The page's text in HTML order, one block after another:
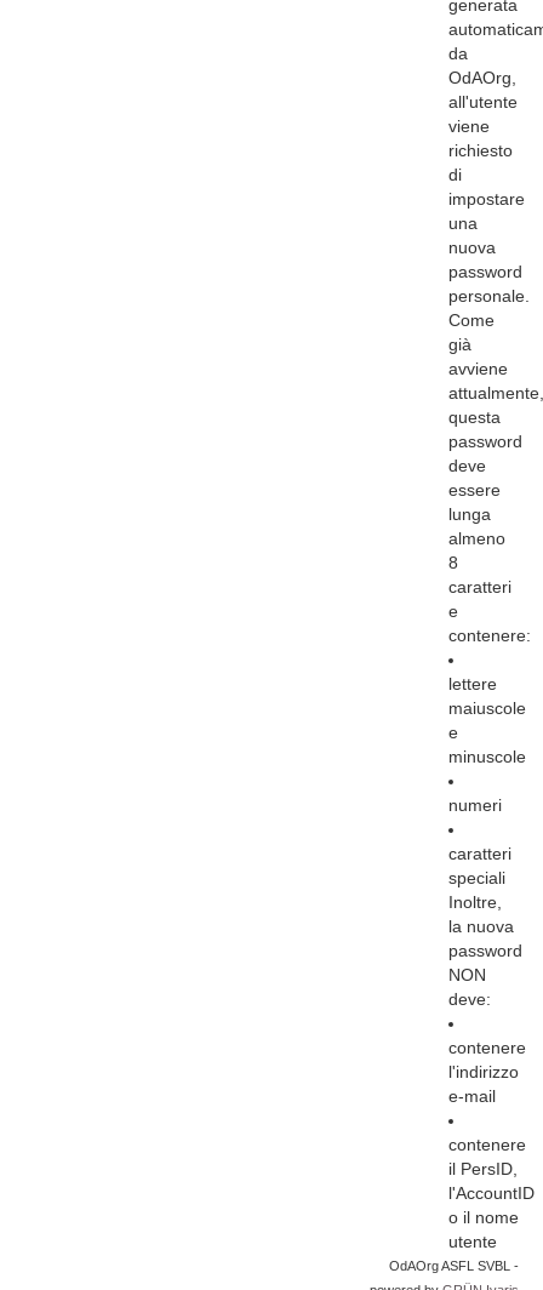
generata
da
OdAOrg,
all'utente
viene
richiesto
di
impostare
una
nuova
password
personale.
Come
già
avviene
attualmente,
questa
password
deve
essere
lunga
almeno
8
caratteri
e
contenere:
lettere
maiuscole
e
minuscole
numeri
caratteri
speciali
Inoltre,
la nuova
password
NON
deve:
contenere
l'indirizzo
e-mail
contenere
il PersID,
l'AccountID
o il nome
utente
OdAOrg ASFL SVBL -